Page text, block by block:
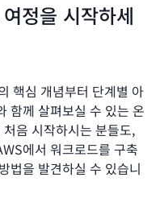
정을 시작하세
핵심 개념부터 단계별 아
함께 살펴보실 수 있는 온
음 시작하시는 분들도,
에서 워크로드를 구축
법을 발견하실 수 있습니